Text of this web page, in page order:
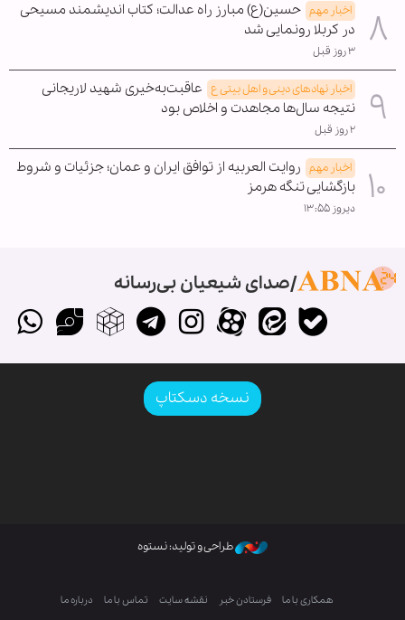
اخبار مهم حسین(ع) مبارز راه عدالت؛ کتاب اندیشمند مسیحی
در کربلا رونمایی شد
۳ روز قبل
اخبار نهادهای دینی و اهل بیتی ع عاقبت‌به‌خیری شهید لاریجانی
نتیجه سال‌ها مجاهدت و اخلاص بود
۲ روز قبل
اخبار مهم روایت العربیه از توافق ایران و عمان؛ جزئیات و شروط
بازگشایی تنگه هرمز
دیروز ۱۳:۵۵
صدای شیعیان بی‌رسانه
نسخه دسکتاپ
طراحی و تولید: نستوه
همکاری با ما فرستادن خبر نقشه سایت تماس با ما درباره ما